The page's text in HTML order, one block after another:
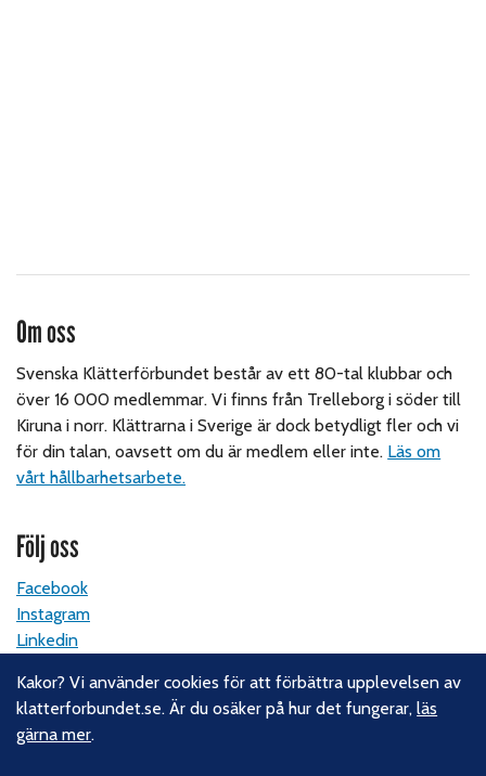
Om oss
Svenska Klätterförbundet består av ett 80-tal klubbar och
över 16 000 medlemmar. Vi finns från Trelleborg i söder till
Kiruna i norr. Klättrarna i Sverige är dock betydligt fler och vi
för din talan, oavsett om du är medlem eller inte. Läs om
vårt hållbarhetsarbete.
Följ oss
Facebook
Instagram
Linkedin
Kontakt
Kakor? Vi använder cookies för att förbättra upplevelsen av
klatterforbundet.se. Är du osäker på hur det fungerar,läs
gärna mer.